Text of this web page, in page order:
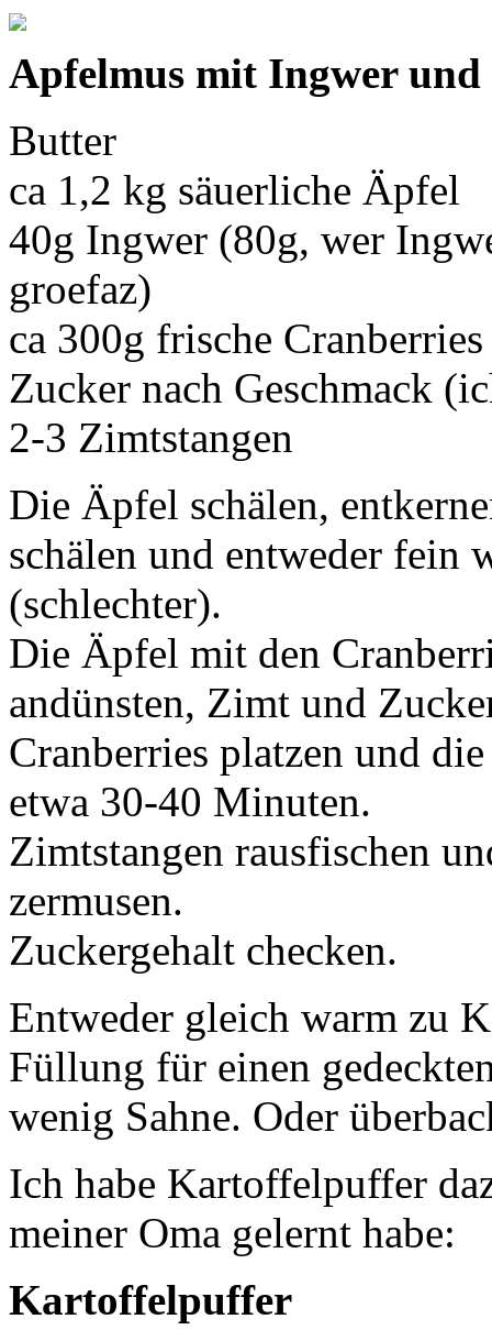
Apfelmus mit Ingwer
Butter
ca 1,2 kg säuerliche Äpfel
40g Ingwer (80g, wer
groefaz)
ca 300g frische Cranberries
Zucker nach Geschmack
2-3 Zimtstangen
Die Äpfel schälen,
schälen und entweder fein
(schlechter).
Die Äpfel mit den
andünsten, Zimt und
Cranberries platzen und
etwa 30-40 Minuten.
Zimtstangen rausfischen
zermusen.
Zuckergehalt checken.
Entweder gleich warm zu
Füllung für einen
wenig Sahne. Oder
Ich habe Kartoffelpuffer
meiner Oma gelernt habe:
Kartoffelpuffer